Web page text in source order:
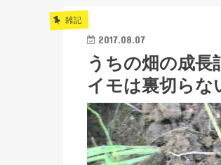
雑記
2017.08.07
うちの畑の成
イモは裏切らな